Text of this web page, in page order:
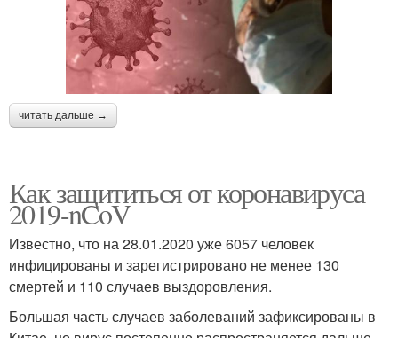
читать дальше →
Как защититься от коронавируса
2019-nCoV
Известно, что на 28.01.2020 уже 6057 человек
инфицированы и зарегистрировано не менее 130
смертей и 110 случаев выздоровления.
Большая часть случаев заболеваний зафиксированы в